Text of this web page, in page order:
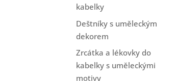
kabelky
Deštníky s uměleckým
dekorem
Zrcátka a lékovky do
kabelky s uměleckými
motivy